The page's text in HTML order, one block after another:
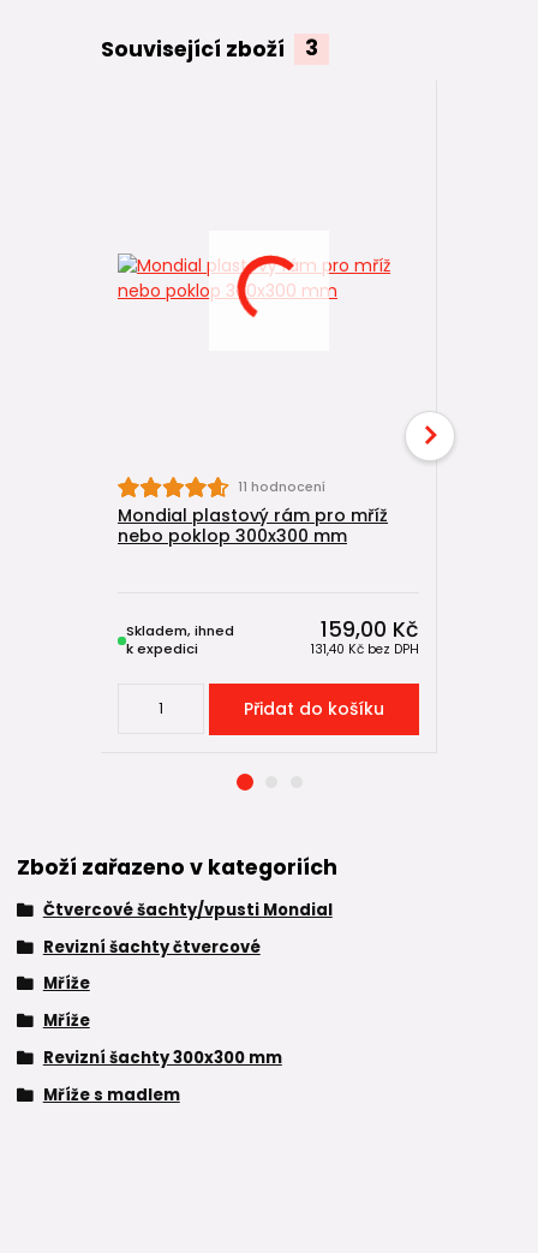
Související zboží 3
11 hodnocení
Mondial plastový rám pro mříž
nebo poklop 300x300 mm
159,00 Kč
131,40 Kč bez DPH
Skladem, ihned
k expedici
Přidat do košíku
Zboží zařazeno v kategoriích
Čtvercové šachty/vpusti Mondial
Revizní šachty čtvercové
Mříže
Mříže
Revizní šachty 300x300 mm
Mříže s madlem